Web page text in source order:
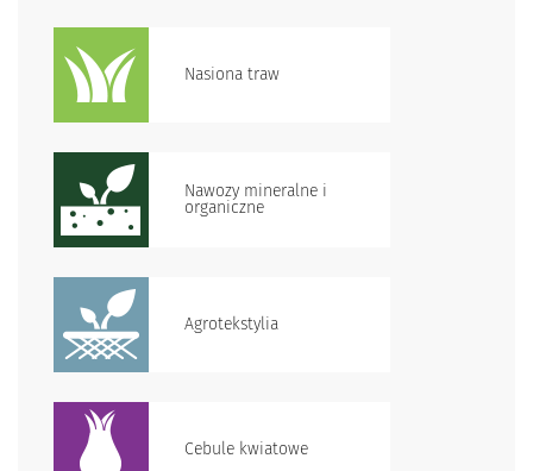
Nasiona traw
Nawozy mineralne i
organiczne
Agrotekstylia
Cebule kwiatowe